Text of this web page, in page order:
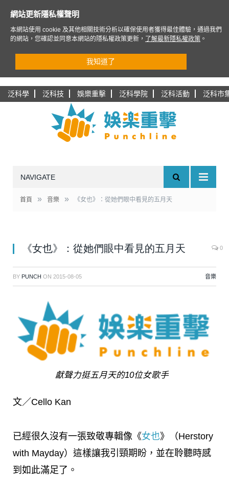
泛科學 泛科技 娛樂重擊 泛科學院 泛科活動 泛科市
NAVIGATE
首頁 » 音樂 » 《女也》：從她們眼中看見的五月天
《女也》：從她們眼中看見的五月天 0
BY PUNCH ON 2015-08-05 音樂
獻聲力挺五月天的10位女歌手
文／Cello Kan
已經很久沒有一張致敬專輯像《女也》（Herstory
with Mayday）這樣讓我引頸期盼，並在聆聽時感
到如此滿足了。
網站更新隱私權聲明
本網站使用 cookie 及其他相關技術分析以確保使用者獲得最佳體驗，通過我們
的網站，您確認並同意本網站的隱私權政策更新，
了解最新隱私權政策 。
我知道了